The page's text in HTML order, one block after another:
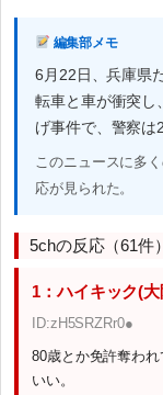
編集部メモ
6月22日、兵庫県
転車と車が衝突し
げ事件で、警察は
このニュースに多
応が見られた。
5chの反応（61件）
1：ハイキック(
ID:zH5SRZRr0●
80歳とか免許奪わ
いい。